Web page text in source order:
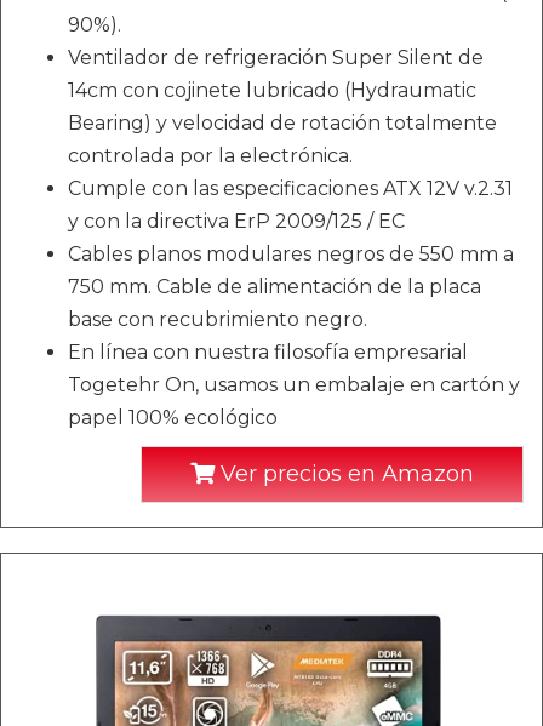
90%).
Ventilador de refrigeración Super Silent de
14cm con cojinete lubricado (Hydraumatic
Bearing) y velocidad de rotación totalmente
controlada por la electrónica.
Cumple con las especificaciones ATX 12V v.2.31
y con la directiva ErP 2009/125 / EC
Cables planos modulares negros de 550 mm a
750 mm. Cable de alimentación de la placa
base con recubrimiento negro.
En línea con nuestra filosofía empresarial
Togetehr On, usamos un embalaje en cartón y
papel 100% ecológico
Ver precios en Amazon